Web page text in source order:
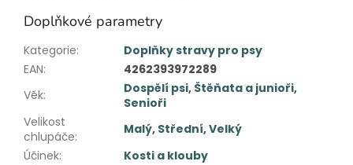
Doplňkové parametry
Kategorie:
Doplňky stravy pro psy
EAN:
4262393972289
Věk: Dospělí psi, Štěňata a junioři,
Senioři
Velikost
chlupáče: Malý, Střední,Velký
Účinek:
Kosti a klouby